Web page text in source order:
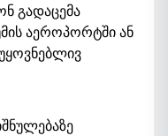
გადაცემა
აეროპორტში ან